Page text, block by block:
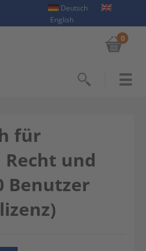
Deutsch
English
0
für
und
Benutzer